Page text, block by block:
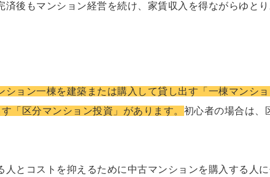
済後もマンション経営を続け、家賃収入を得ながらゆと
ション一棟を建築または購入して貸し出す「一棟マンシ
「区分マンション投資」があります。 初心者の場合は、
人とコストを抑えるために中古マンションを購入する人に